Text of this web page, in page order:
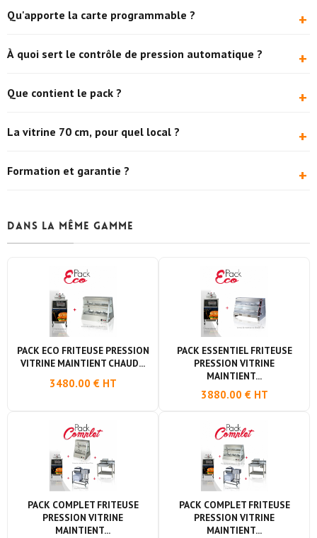
programmable (10 programmes + contrôle de pression
se règle plus simplement, à prix d'entrée inférieur.
Qu'apporte la carte programmable ? +
relancez d'un geste, pour un résultat identique d'un service à
À quoi sert le contrôle de pression automatique ? +
régulier, sans surveillance constante.
Que contient le pack ? +
vitrine de maintien au chaud de 70 cm.
La vitrine 70 cm, pour quel local ? +
existent pour plus de capacité.
Formation et garantie ? +
programmes), garantie 2 ans (extension 3 ans en option).
Dans la même gamme
PACK ECO FRITEUSE PRESSION
VITRINE MAINTIENT CHAUD...
3480.00 € HT
PACK ESSENTIEL FRITEUSE
PRESSION VITRINE
MAINTIENT...
3880.00 € HT
PACK COMPLET FRITEUSE
PRESSION VITRINE
MAINTIENT...
PACK COMPLET FRITEUSE
PRESSION VITRINE
MAINTIENT...